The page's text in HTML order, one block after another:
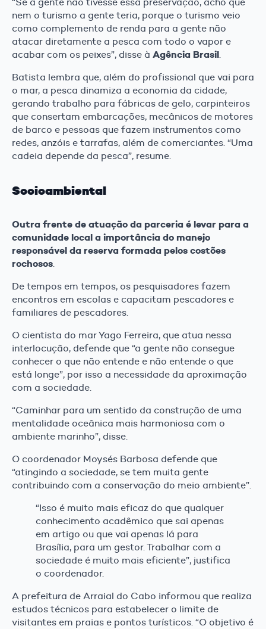
nem o turismo a gente teria, porque o turismo veio
como complemento de renda para a gente não
atacar diretamente a pesca com todo o vapor e
acabar com os peixes”, disse à Agência Brasil.
Batista lembra que, além do profissional que vai para
o mar, a pesca dinamiza a economia da cidade,
gerando trabalho para fábricas de gelo, carpinteiros
que consertam embarcações, mecânicos de motores
de barco e pessoas que fazem instrumentos como
redes, anzóis e tarrafas, além de comerciantes. “Uma
cadeia depende da pesca”, resume.
Socioambiental
Outra frente de atuação da parceria é levar para a
comunidade local a importância do manejo
responsável da reserva formada pelos costões
rochosos.
De tempos em tempos, os pesquisadores fazem
encontros em escolas e capacitam pescadores e
familiares de pescadores.
O cientista do mar Yago Ferreira, que atua nessa
interlocução, defende que “a gente não consegue
conhecer o que não entende e não entende o que
está longe”, por isso a necessidade da aproximação
com a sociedade.
“Caminhar para um sentido da construção de uma
mentalidade oceânica mais harmoniosa com o
ambiente marinho”, disse.
O coordenador Moysés Barbosa defende que
“atingindo a sociedade, se tem muita gente
contribuindo com a conservação do meio ambiente”.
“Isso é muito mais eficaz do que qualquer
conhecimento acadêmico que sai apenas
em artigo ou que vai apenas lá para
Brasília, para um gestor. Trabalhar com a
sociedade é muito mais eficiente”, justifica
o coordenador.
A prefeitura de Arraial do Cabo informou que realiza
estudos técnicos para estabelecer o limite de
visitantes em praias e pontos turísticos. “O objetivo é